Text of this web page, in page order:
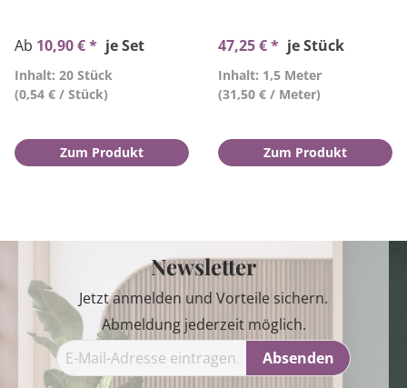
Ab 10,90 € * je Set
Inhalt: 20 Stück
(0,54 € / Stück)
Zum Produkt
47,25 € * je Stück
Inhalt: 1,5 Meter
(31,50 € / Meter)
Zum Produkt
Newsletter
Jetzt anmelden und Vorteile sichern.
Abmeldung jederzeit möglich.
Absenden